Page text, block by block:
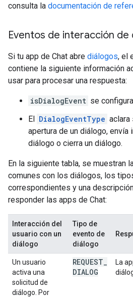
consulta la documentación de
Eventos de interacción de
Si tu app de Chat abre diálogos, el
contiene la siguiente información
usar para procesar una respuesta:
isDialogEvent se
El DialogEventType aclara
apertura de un diálogo, envía
diálogo o cierra un diálogo.
En la siguiente tabla, se muestran
comunes con los diálogos, los
correspondientes y una
responder las apps de Chat:
Interacción del
usuario con un
diálogo
Tipo de
evento de
diálogo
Un usuario
activa una
solicitud de
diálogo. Por
REQUEST
DIALOG
La